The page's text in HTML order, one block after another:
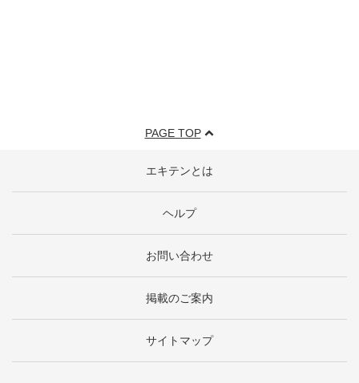
PAGE TOP
エキテンとは
ヘルプ
お問い合わせ
掲載のご案内
サイトマップ